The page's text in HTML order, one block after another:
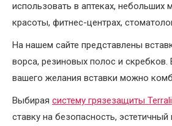
использовать в аптеках, небольших
красоты, фитнес-центрах,
На нашем сайте представлены
ворса, резиновых полос и скребков.
вашего желания вставки можно
Выбирая систему грязезащиты
ставку на безопасность,